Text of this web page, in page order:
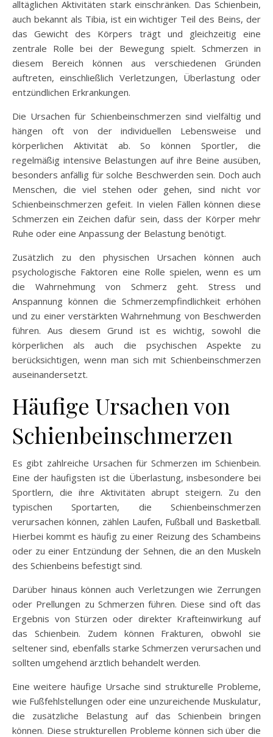
alltäglichen Aktivitäten stark einschränken. Das Schienbein,
auch bekannt als Tibia, ist ein wichtiger Teil des Beins, der
das Gewicht des Körpers trägt und gleichzeitig eine
zentrale Rolle bei der Bewegung spielt. Schmerzen in
diesem Bereich können aus verschiedenen Gründen
auftreten, einschließlich Verletzungen, Überlastung oder
entzündlichen Erkrankungen.
Die Ursachen für Schienbeinschmerzen sind vielfältig und
hängen oft von der individuellen Lebensweise und
körperlichen Aktivität ab. So können Sportler, die
regelmäßig intensive Belastungen auf ihre Beine ausüben,
besonders anfällig für solche Beschwerden sein. Doch auch
Menschen, die viel stehen oder gehen, sind nicht vor
Schienbeinschmerzen gefeit. In vielen Fällen können diese
Schmerzen ein Zeichen dafür sein, dass der Körper mehr
Ruhe oder eine Anpassung der Belastung benötigt.
Zusätzlich zu den physischen Ursachen können auch
psychologische Faktoren eine Rolle spielen, wenn es um
die Wahrnehmung von Schmerz geht. Stress und
Anspannung können die Schmerzempfindlichkeit erhöhen
und zu einer verstärkten Wahrnehmung von Beschwerden
führen. Aus diesem Grund ist es wichtig, sowohl die
körperlichen als auch die psychischen Aspekte zu
berücksichtigen, wenn man sich mit Schienbeinschmerzen
auseinandersetzt.
Häufige Ursachen von
Schienbeinschmerzen
Es gibt zahlreiche Ursachen für Schmerzen im Schienbein.
Eine der häufigsten ist die Überlastung, insbesondere bei
Sportlern, die ihre Aktivitäten abrupt steigern. Zu den
typischen Sportarten, die Schienbeinschmerzen
verursachen können, zählen Laufen, Fußball und Basketball.
Hierbei kommt es häufig zu einer Reizung des Schambeins
oder zu einer Entzündung der Sehnen, die an den Muskeln
des Schienbeins befestigt sind.
Darüber hinaus können auch Verletzungen wie Zerrungen
oder Prellungen zu Schmerzen führen. Diese sind oft das
Ergebnis von Stürzen oder direkter Krafteinwirkung auf
das Schienbein. Zudem können Frakturen, obwohl sie
seltener sind, ebenfalls starke Schmerzen verursachen und
sollten umgehend ärztlich behandelt werden.
Eine weitere häufige Ursache sind strukturelle Probleme,
wie Fußfehlstellungen oder eine unzureichende Muskulatur,
die zusätzliche Belastung auf das Schienbein bringen
können. Diese strukturellen Probleme können sich über die